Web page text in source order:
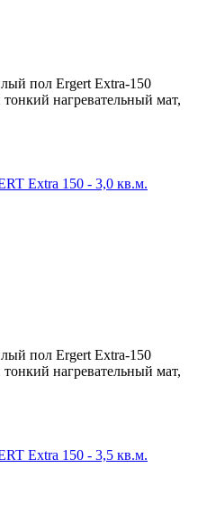
пол Ergert Extra-150
нагревательный мат,
пол Ergert Extra-150
нагревательный мат,